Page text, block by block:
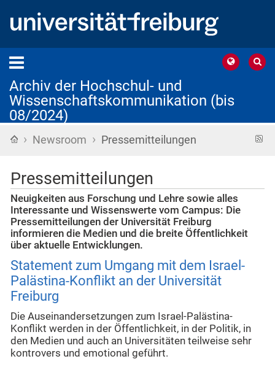
Archiv der Hochschul- und
Wissenschaftskommunikation (bis
08/2024)
Startseite
› Newsroom › Pressemitteilungen
Pressemitteilungen
Neuigkeiten aus Forschung und Lehre sowie alles
Interessante und Wissenswerte vom Campus: Die
Pressemitteilungen der Universität Freiburg
informieren die Medien und die breite Öffentlichkeit
über aktuelle Entwicklungen.
Statement zum Umgang mit dem Israel-
Palästina-Konflikt an der Universität
Freiburg
Die Auseinandersetzungen zum Israel-Palästina-
Konflikt werden in der Öffentlichkeit, in der Politik, in
den Medien und auch an Universitäten teilweise sehr
kontrovers und emotional geführt.